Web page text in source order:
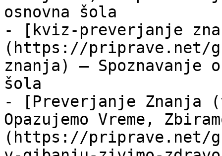
osnovna šola
- [kviz-preverjanje
(https://priprave.net/
znanja) —
šola
- [Preverjanje Znanja
Opazujemo Vreme,
(https://priprave.net/